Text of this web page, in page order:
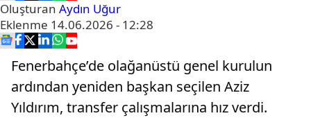
Oluşturan Aydın Uğur
Eklenme 14.06.2026 - 12:28
Fenerbahçe’de olağanüstü genel kurulun
ardından yeniden başkan seçilen Aziz
Yıldırım, transfer çalışmalarına hız verdi.